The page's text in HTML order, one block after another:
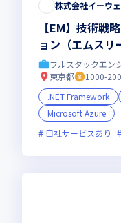
株式会社イーウ
【EM】技術戦
ョン（エムスリ
フルスタックエン
東京都
1000-
.NET Framework
Microsoft Azure
自社サービスあり